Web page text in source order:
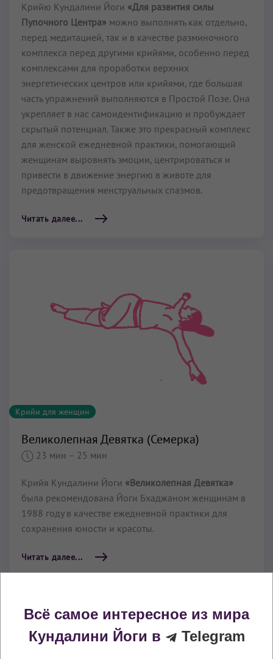
Крийю Кундалини Йоги «Для развития силы
Пупочного Центра» можно выполнять как отдельно,
перед медитацией, так и в качестве разминочного
комплекса перед другими крийями, особенно перед
комплексами для проработки верхних
энергетических центров или крийями, где большая
часть упражнений выполняются в Простой Позе. Она
укрепляет в нас самоидентификацию и пробуждает
скрытый потенциал. Также это прекрасный комплекс
для женской ежедневной практики, помогающий
женщинам выровнять эмоции, центрироваться и
привести в движение энергию в животе для
предотвращения менструальных спазмов.
Читать далее...
Крийи для женщин
Великолепная Девятка (Семерка)
23 мин – 25 мин
Крийя Кундалини Йоги «Великолепная Девятка»
была рекомендована Йоги Бхаджаном женщинам в
1988 году в качестве ежедневной практики для
сохранения юности и красоты.
Читать далее...
Всё самое интересное из мира
Кундалини Йоги в
Telegram